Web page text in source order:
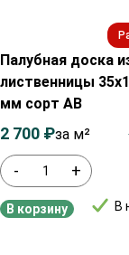
Палубная доска
лиственницы
мм сорт АВ
- +
В
2 700 ₽за м²
В корзину